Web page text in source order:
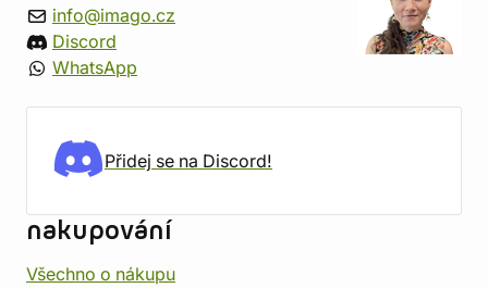
info@imago.cz
Discord
WhatsApp
Přidej se na Discord!
nakupování
Všechno o nákupu